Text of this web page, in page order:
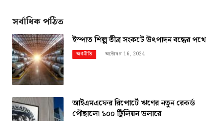
সর্বাধিক পঠিত
ইস্পাত শিল্প তীব্র সংকটে উৎপাদন বন্ধের পথে
অর্থনীতি অক্টোবর 16, 2024
আইএমএফের রিপোর্টে ঋণের নতুন রেকর্ড
পৌছালো ১০০ ট্রিলিয়ন ডলারে